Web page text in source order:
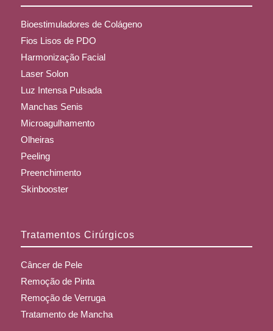
Bioestimuladores de Colágeno
Fios Lisos de PDO
Harmonização Facial
Laser Solon
Luz Intensa Pulsada
Manchas Senis
Microagulhamento
Olheiras
Peeling
Preenchimento
Skinbooster
Tratamentos Cirúrgicos
Câncer de Pele
Remoção de Pinta
Remoção de Verruga
Tratamento de Mancha